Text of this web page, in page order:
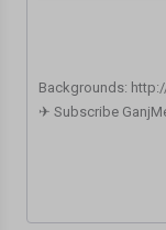
Backgrounds:
✈ Subscribe
YouTube: https://
Soundcloud: